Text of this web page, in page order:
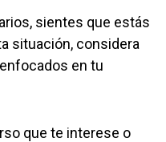
sientes que estás
situación, considera
en tu
que te interese o